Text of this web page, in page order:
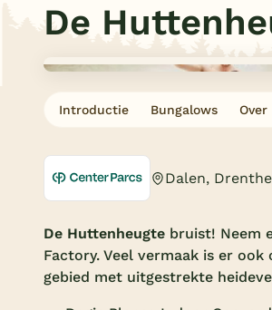
De
Introductie Bungalows
Dalen, Drenthe
De Huttenheugte bruist! Neem
Factory. Veel vermaak is er ook
gebied met uitgestrekte